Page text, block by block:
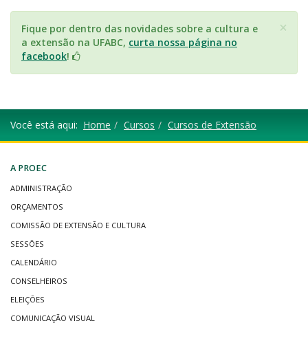
×
Fique por dentro das novidades sobre a cultura e
a extensão na UFABC, curta nossa página no
facebook!
Você está aqui: Home Cursos Cursos de Extensão
A PROEC
ADMINISTRAÇÃO
ORÇAMENTOS
COMISSÃO DE EXTENSÃO E CULTURA
SESSÕES
CALENDÁRIO
CONSELHEIROS
ELEIÇÕES
COMUNICAÇÃO VISUAL